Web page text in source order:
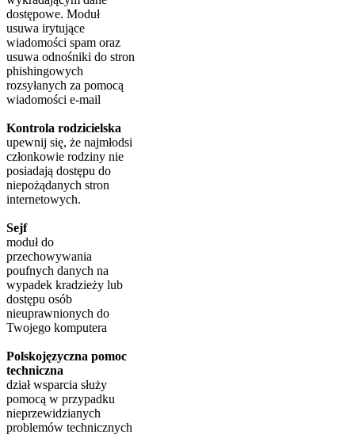
dostępowe. Moduł
usuwa irytujące
wiadomości spam oraz
usuwa odnośniki do stron
phishingowych
rozsyłanych za pomocą
wiadomości e-mail
Kontrola rodzicielska
upewnij się, że najmłodsi
członkowie rodziny nie
posiadają dostępu do
niepożądanych stron
internetowych.
Sejf
moduł do
przechowywania
poufnych danych na
wypadek kradzieży lub
dostępu osób
nieuprawnionych do
Twojego komputera
Polskojęzyczna pomoc
techniczna
dział wsparcia służy
pomocą w przypadku
nieprzewidzianych
problemów technicznych